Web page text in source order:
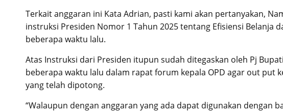
Terkait anggaran ini Kata Adrian, pasti kami akan pertanyakan,
instruksi Presiden Nomor 1 Tahun 2025 tentang Efisiensi Belanja
beberapa waktu lalu.
Atas Instruksi dari Presiden itupun sudah ditegaskan oleh Pj
beberapa waktu lalu dalam rapat forum kepala OPD agar out put
yang telah dipotong.
“Walaupun dengan anggaran yang ada dapat digunakan dengan